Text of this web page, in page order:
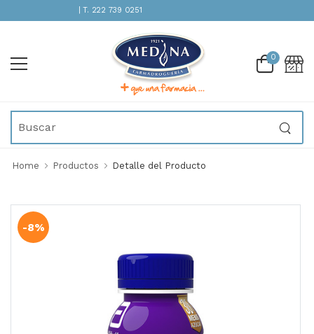
INMEDIATA | T. 222 739 0251
0
Home Productos Detalle del Producto
-8%